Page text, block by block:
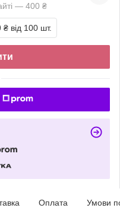
— 400 ₴
₴ від 100 шт.
Оплата Умови